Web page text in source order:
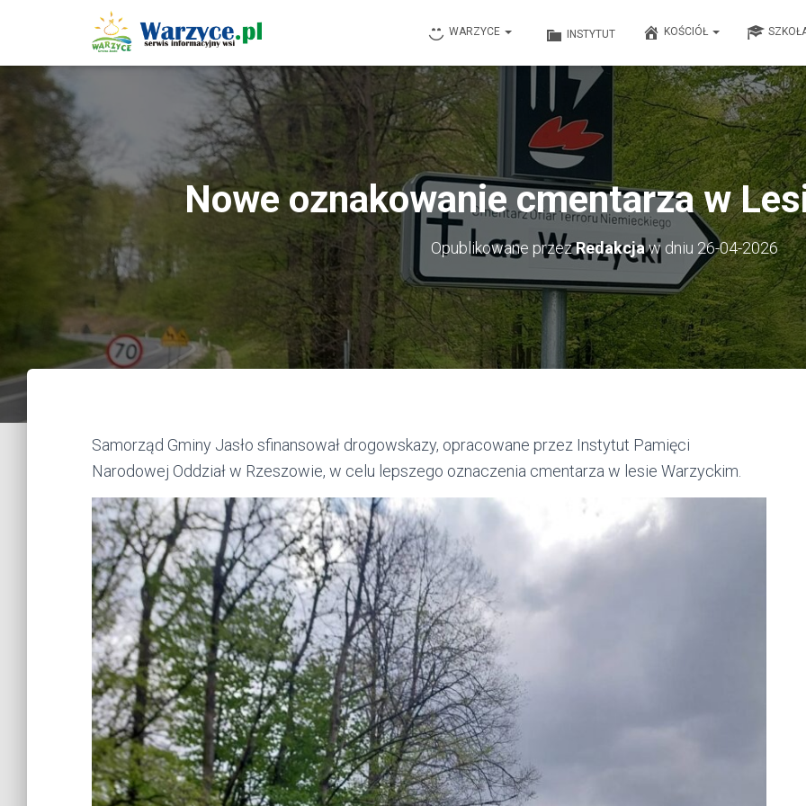
WARZYCE INSTYTUT KOŚCIÓŁ
Nowe oznakowanie cmentarza w
Opublikowane przezRedakcjaw dniu 26-04-2026
Samorząd Gminy Jasło sfinansował drogowskazy, opracowane przez Instytut Pamięci
Narodowej Oddział w Rzeszowie, w celu lepszego oznaczenia cmentarza w lesie Warzyckim.